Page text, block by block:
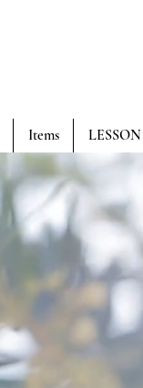
Items LESSON